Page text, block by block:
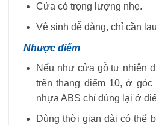
Cửa có trọng lượng nhẹ.
Vệ sinh dễ dàng, chỉ cần
Nhược điểm
Nếu như cửa gỗ tự nhiên
trên thang điểm 10, ở
nhựa ABS chỉ dùng lại ở
Dùng thời gian dài có thể